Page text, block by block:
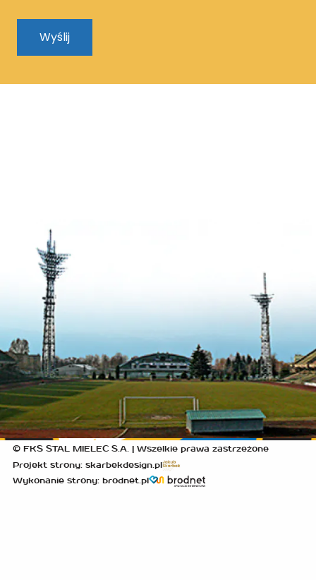
© FKS STAL MIELEC S.A. | Wszelkie prawa zastrzeżone
Projekt strony: skarbekdesign.pl
Wykonanie strony: brodnet.pl